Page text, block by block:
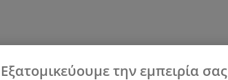
Εξατομικεύουμε την εμπειρία σας